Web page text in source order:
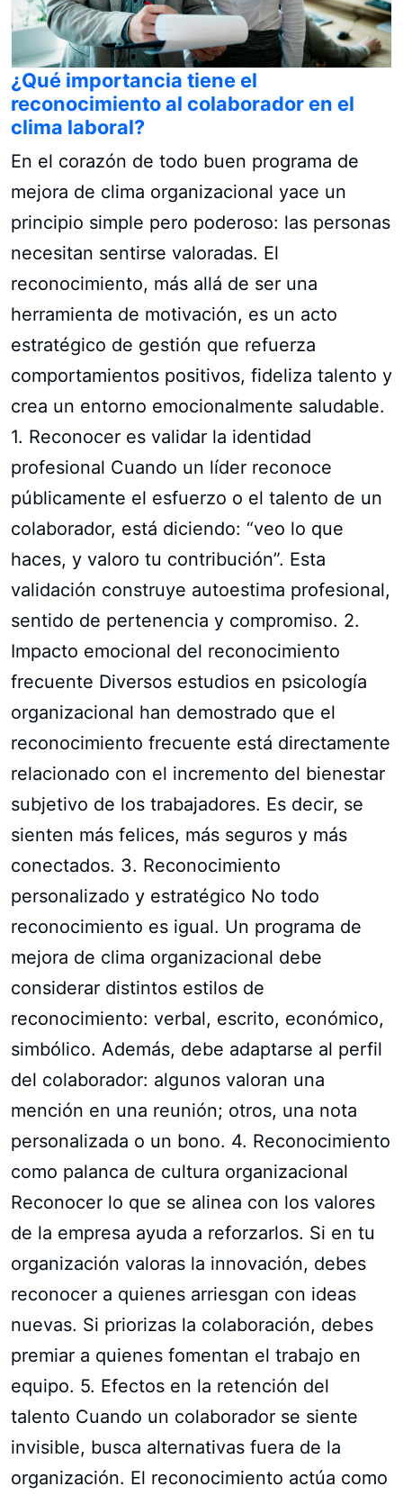
¿Qué importancia tiene el
reconocimiento al colaborador en el
clima laboral?
En el corazón de todo buen programa de
mejora de clima organizacional yace un
principio simple pero poderoso: las personas
necesitan sentirse valoradas. El
reconocimiento, más allá de ser una
herramienta de motivación, es un acto
estratégico de gestión que refuerza
comportamientos positivos, fideliza talento y
crea un entorno emocionalmente saludable.
1. Reconocer es validar la identidad
profesional Cuando un líder reconoce
públicamente el esfuerzo o el talento de un
colaborador, está diciendo: “veo lo que
haces, y valoro tu contribución”. Esta
validación construye autoestima profesional,
sentido de pertenencia y compromiso. 2.
Impacto emocional del reconocimiento
frecuente Diversos estudios en psicología
organizacional han demostrado que el
reconocimiento frecuente está directamente
relacionado con el incremento del bienestar
subjetivo de los trabajadores. Es decir, se
sienten más felices, más seguros y más
conectados. 3. Reconocimiento
personalizado y estratégico No todo
reconocimiento es igual. Un programa de
mejora de clima organizacional debe
considerar distintos estilos de
reconocimiento: verbal, escrito, económico,
simbólico. Además, debe adaptarse al perfil
del colaborador: algunos valoran una
mención en una reunión; otros, una nota
personalizada o un bono. 4. Reconocimiento
como palanca de cultura organizacional
Reconocer lo que se alinea con los valores
de la empresa ayuda a reforzarlos. Si en tu
organización valoras la innovación, debes
reconocer a quienes arriesgan con ideas
nuevas. Si priorizas la colaboración, debes
premiar a quienes fomentan el trabajo en
equipo. 5. Efectos en la retención del
talento Cuando un colaborador se siente
invisible, busca alternativas fuera de la
organización. El reconocimiento actúa como